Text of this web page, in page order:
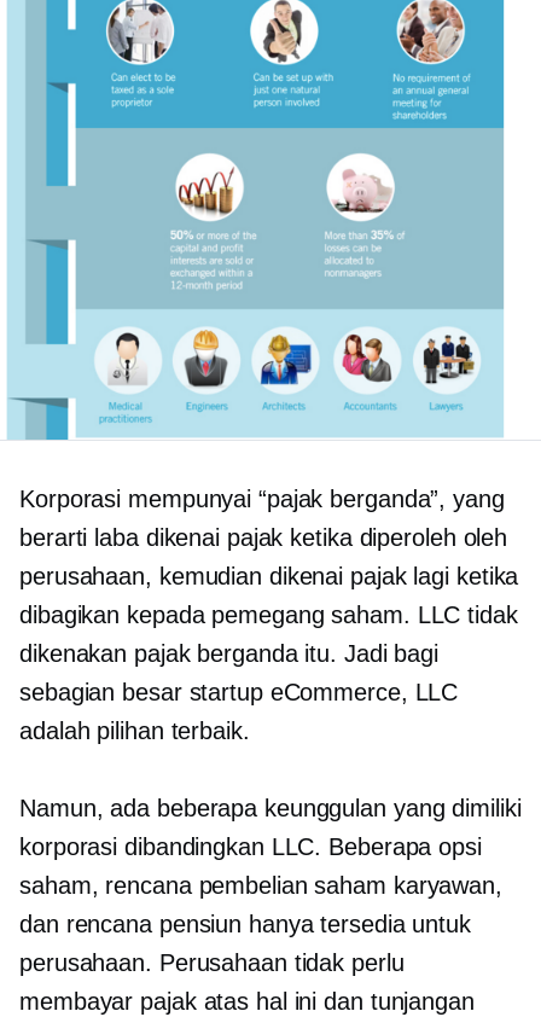
Korporasi mempunyai “pajak berganda”, yang
berarti laba dikenai pajak ketika diperoleh oleh
perusahaan, kemudian dikenai pajak lagi ketika
dibagikan kepada pemegang saham. LLC tidak
dikenakan pajak berganda itu. Jadi bagi
sebagian besar startup eCommerce, LLC
adalah pilihan terbaik.
Namun, ada beberapa keunggulan yang dimiliki
korporasi dibandingkan LLC. Beberapa opsi
saham, rencana pembelian saham karyawan,
dan rencana pensiun hanya tersedia untuk
perusahaan. Perusahaan tidak perlu
membayar pajak atas hal ini dan tunjangan